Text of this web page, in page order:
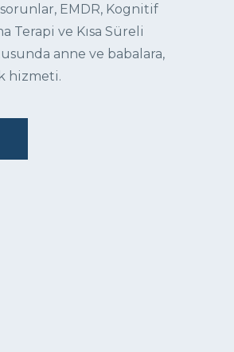
EMDR, Kognitif
Terapi ve Kısa Süreli
anne ve babalara,
hizmeti.